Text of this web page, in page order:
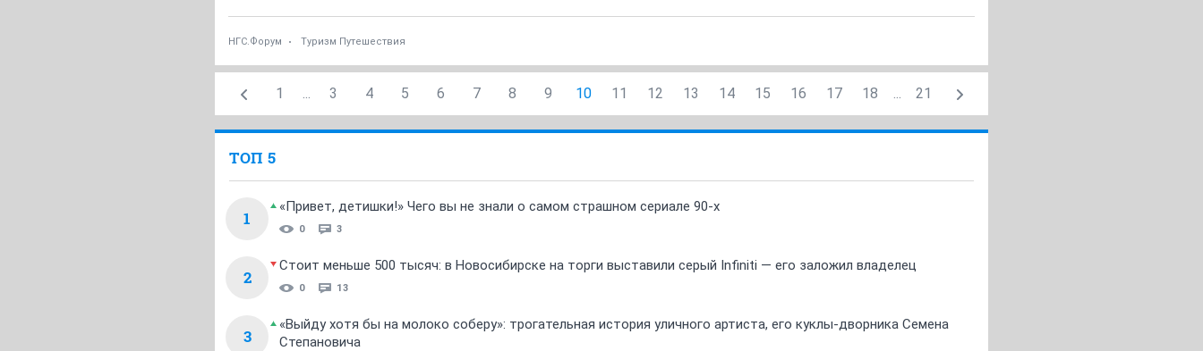
НГС.Форум Туризм Путешествия
1 ... 3 4 5 6 7 8 9 10 11 12 13 14 15 16 17 18 ... 21
ТОП 5
1
«Привет, детишки!» Чего вы не знали о самом страшном сериале 90-х
0 3
2
Стоит меньше 500 тысяч: в Новосибирске на торги выставили серый Infiniti — его заложил владелец
0 13
3
«Выйду хотя бы на молоко соберу»: трогательная история уличного артиста, его куклы-дворника Семена
Степановича